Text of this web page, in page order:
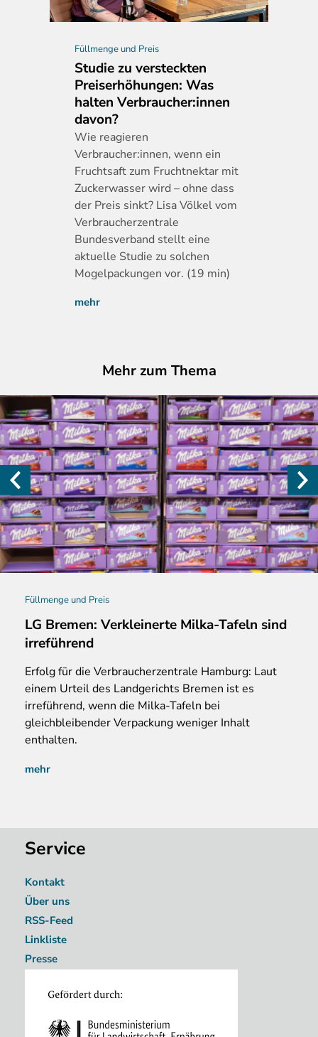
Füllmenge und Preis
Studie zu versteckten
Preiserhöhungen: Was
halten Verbraucher:innen
davon?
Wie reagieren
Verbraucher:innen, wenn ein
Fruchtsaft zum Fruchtnektar mit
Zuckerwasser wird – ohne dass
der Preis sinkt? Lisa Völkel vom
Verbraucherzentrale
Bundesverband stellt eine
aktuelle Studie zu solchen
Mogelpackungen vor. (19 min)
mehr
Mehr zum Thema
Füllmenge und Preis
LG Bremen: Verkleinerte Milka-Tafeln sind
irreführend
Erfolgfür die Verbraucherzentrale Hamburg: Laut
einem Urteil des Landgerichts Bremen ist es
irreführend, wenn die Milka-Tafeln bei
gleichbleibender Verpackung weniger Inhalt
enthalten.
mehr
Service
Kontakt
Über uns
RSS-Feed
Linkliste
Presse